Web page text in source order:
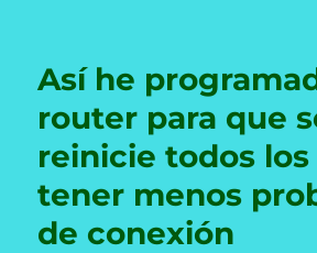
Así he
router para que
reinicie todos los
tener menos
de conexión